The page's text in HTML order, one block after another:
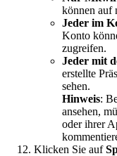
können auf
Jeder im
Konto
zugreifen.
Jeder mit
erstellte
sehen.
Hinweis:
ansehen,
oder ihrer
Klicken Sie auf